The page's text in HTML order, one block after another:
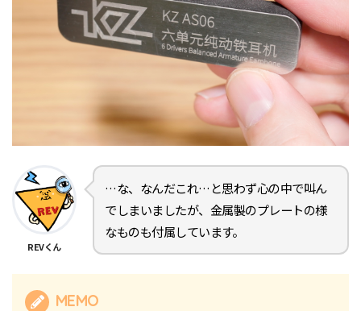
REVくん
…な、なんだこれ…と思わず心の中で叫ん
でしまいましたが、金属製のプレートの様
なものも付属しています。
MEMO